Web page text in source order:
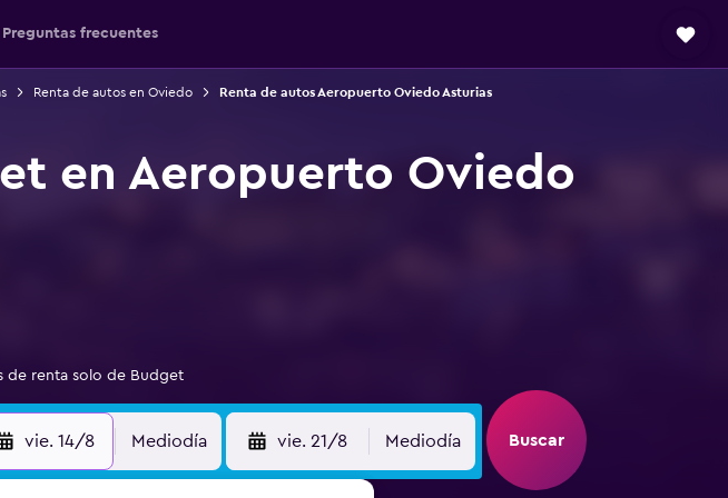
Preguntas frecuentes
Renta de autos en Oviedo Renta de autos Aeropuerto Oviedo Asturias
en Aeropuerto Oviedo
de renta solo de Budget
vie. 14/8 Mediodía vie. 21/8 Mediodía Buscar